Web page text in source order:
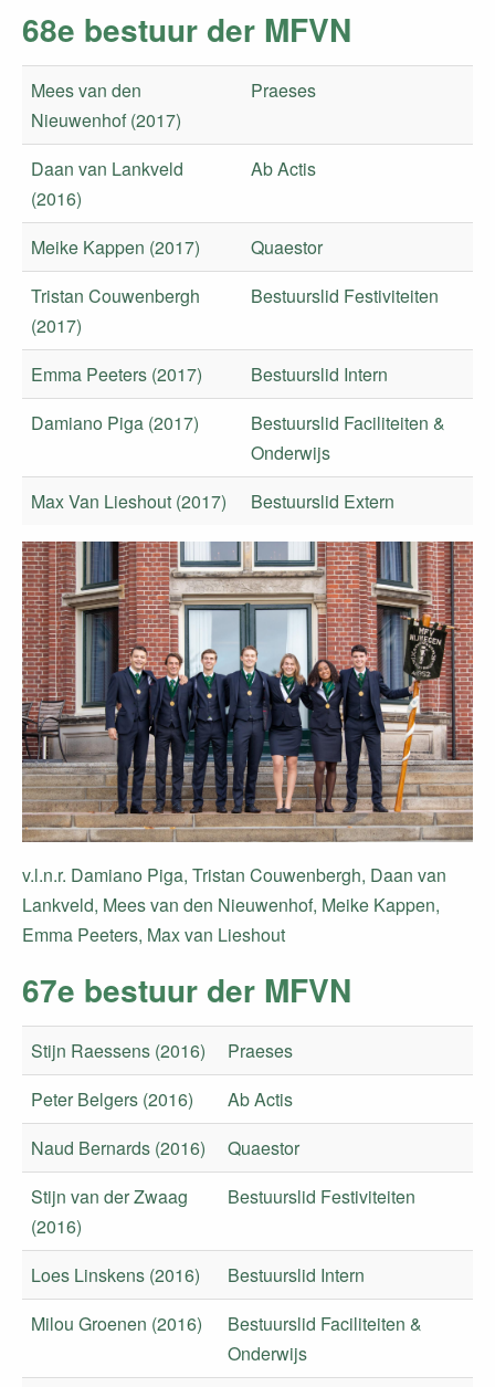
68e bestuur der MFVN
Mees van den
Nieuwenhof (2017)
Praeses
Daan van Lankveld
(2016)
Ab Actis
Meike Kappen (2017)
Quaestor
Tristan Couwenbergh
(2017)
Bestuurslid Festiviteiten
Emma Peeters (2017)
Bestuurslid Intern
Damiano Piga (2017)
Bestuurslid Faciliteiten &
Onderwijs
Max Van Lieshout (2017)
Bestuurslid Extern
v.l.n.r. Damiano Piga, Tristan Couwenbergh, Daan van
Lankveld, Mees van den Nieuwenhof, Meike Kappen,
Emma Peeters, Max van Lieshout
67e bestuur der MFVN
Stijn Raessens (2016)
Praeses
Peter Belgers (2016)
Ab Actis
Naud Bernards (2016)
Quaestor
Stijn van der Zwaag
(2016)
Bestuurslid Festiviteiten
Loes Linskens (2016)
Bestuurslid Intern
Milou Groenen (2016)
Bestuurslid Faciliteiten &
Onderwijs